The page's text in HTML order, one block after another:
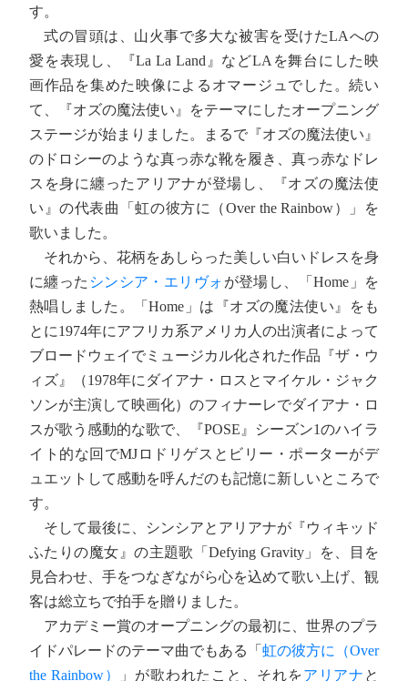
す。
式の冒頭は、山火事で多大な被害を受けたLAへの
愛を表現し、『La La Land』などLAを舞台にした映
画作品を集めた映像によるオマージュでした。続い
て、『オズの魔法使い』をテーマにしたオープニング
ステージが始まりました。まるで『オズの魔法使い』
のドロシーのような真っ赤な靴を履き、真っ赤なドレ
スを身に纏ったアリアナが登場し、『オズの魔法使
い』の代表曲「虹の彼方に（Over the Rainbow）」を
歌いました。
それから、花柄をあしらった美しい白いドレスを身
に纏った シンシア・エリヴォ が登場し、「Home」を
熱唱しました。「Home」は『オズの魔法使い』をも
とに1974年にアフリカ系アメリカ人の出演者によって
ブロードウェイでミュージカル化された作品『ザ・ウ
ィズ』（1978年にダイアナ・ロスとマイケル・ジャク
ソンが主演して映画化）のフィナーレでダイアナ・ロ
スが歌う感動的な歌で、『POSE』シーズン1のハイラ
イト的な回でMJロドリゲスとビリー・ポーターがデ
ュエットして感動を呼んだのも記憶に新しいところで
す。
そして最後に、シンシアとアリアナが『ウィキッド
ふたりの魔女』の主題歌「Defying Gravity」を、目を
見合わせ、手をつなぎながら心を込めて歌い上げ、観
客は総立ちで拍手を贈りました。
アカデミー賞のオープニングの最初に、世界のプラ
イドパレードのテーマ曲でもある「 虹の彼方に（Over
the Rainbow）
」が歌われたこと、それをアリアナ と